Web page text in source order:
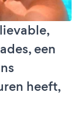
een
heeft,